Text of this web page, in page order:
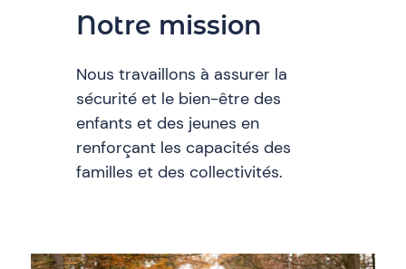
Notre mission
Nous travaillons à assurer la
sécurité et le bien-être des
enfants et des jeunes en
renforçant les capacités des
familles et des collectivités.